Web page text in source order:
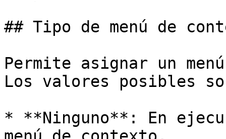
## Tipo de menú de
Permite asignar un
Los valores posibles
* **Ninguno**: En